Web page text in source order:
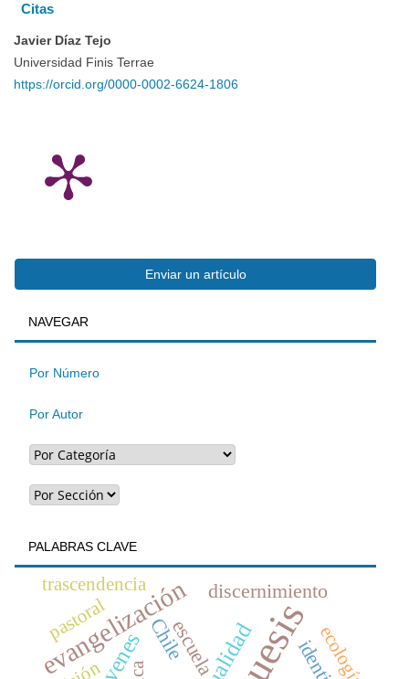
artículo
Citas
Javier Díaz Tejo
Universidad Finis Terrae
https://orcid.org/0000-0002-6624-1806
Enviar
un
artículo
Enviar un artículo
BUSQUEDA
NAVEGAR
Por Número
Por Autor
PALABRAS CLAVE
evangelización
Chile
discernimiento
escuela
trascendencia
ecología
pastoral